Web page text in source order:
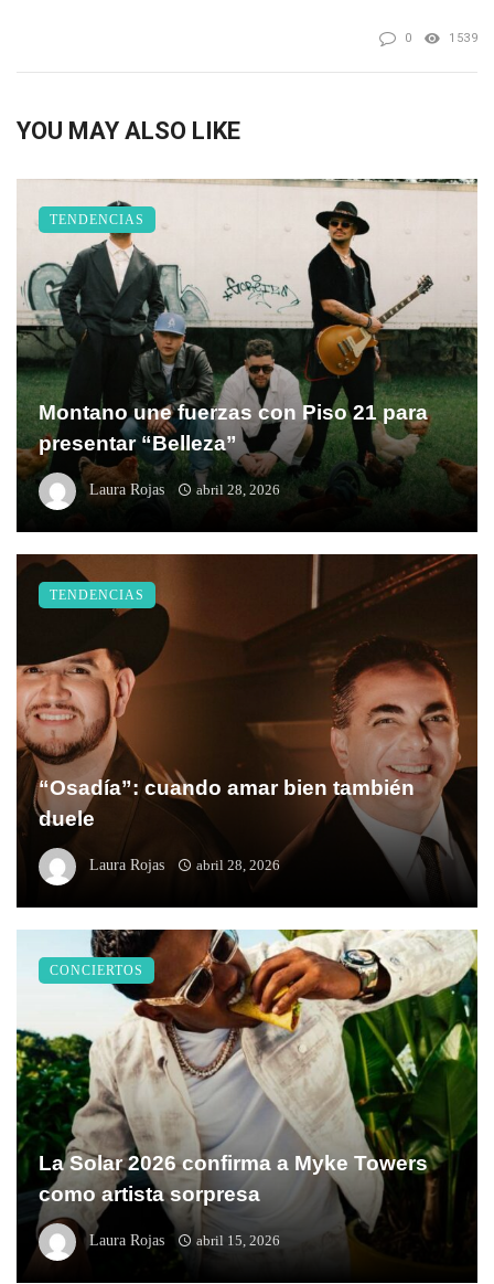
0 1539
YOU MAY ALSO LIKE
Montano une fuerzas con Piso 21 para
presentar “Belleza”
Laura Rojas abril 28, 2026
TENDENCIAS
“Osadía”: cuando amar bien también
duele
Laura Rojas abril 28, 2026
TENDENCIAS
La Solar 2026 confirma a Myke Towers
como artista sorpresa
Laura Rojas abril 15, 2026
CONCIERTOS